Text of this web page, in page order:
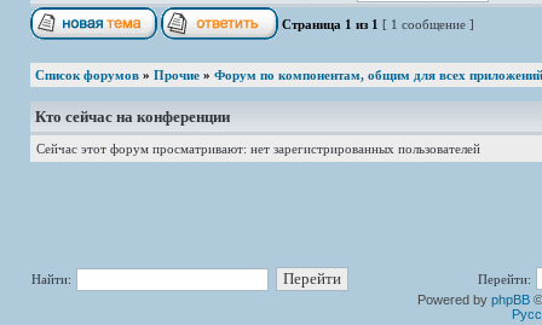
Страница 1 из 1 [ 1 сообщение ]
Список форумов » Прочие » Форум по компонентам, общим для всех приложений
Кто сейчас на конференции
Сейчас этот форум просматривают: нет зарегистрированных пользователей
Найти:
Перейти:
Powered by phpBB